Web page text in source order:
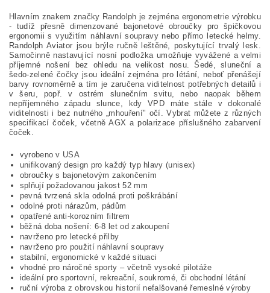
Hlavním znakem značky Randolph je zejména ergonometrie výrobku
- tudíž přesně dimenzované bajonetové obroučky pro špičkovou
ergonomii s využitím náhlavní soupravy nebo přímo letecké helmy.
Randolph Aviator jsou brýle ručně leštěné, poskytující trvalý lesk.
Samočinně nastavující nosní podložka umožňuje vyvážené a velmi
příjemné nošení bez ohledu na velikost nosu. Šedé, sluneční a
šedo-zelené čočky jsou ideální zejména pro létání, neboť přenášejí
barvy rovnoměrně a tím je zaručena viditelnost potřebných detailů i
v šeru, popř. v ostrém slunečním svitu, nebo naopak během
nepříjemného západu slunce, kdy VPD máte stále v dokonalé
viditelnosti i bez nutného „mhouření" očí. Vybrat můžete z různých
specifikací čoček, včetně AGX a polarizace příslušného zabarvení
čoček.
vyrobeno v USA
unifikovaný design pro každý typ hlavy (unisex)
obroučky s bajonetovým zakončením
splňují požadovanou jakost 52 mm
pevná tvrzená skla odolná proti poškrábání
odolné proti nárazům, pádům
opatřené anti-korozním filtrem
běžná doba nošení: 6-8 let od zakoupení
navrženo pro letecké přilby
navrženo pro použití náhlavní soupravy
stabilní, ergonomické v každé situaci
vhodné pro náročné sporty – včetně vysoké pilotáže
ideální pro sportovní, rekreační, soukromé, či obchodní létání
ruční výroba z obrovskou historií nefalšované řemeslné výroby